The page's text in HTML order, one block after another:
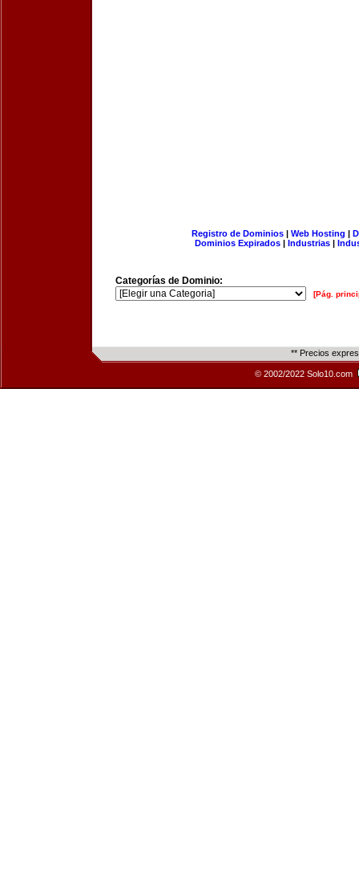
Registro de Dominios| Web Hosting |
Dominios Expirados | Industrias |
Categorías de Dominio:
[Pág.
** Precios
© 2002/2022 Solo10.com